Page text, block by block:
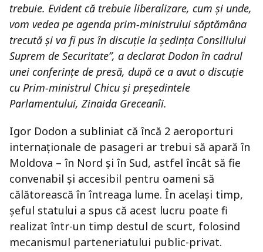
trebuie. Evident că trebuie liberalizare, cum și unde,
vom vedea pe agenda prim-ministrului săptămâna
trecută și va fi pus în discuție la ședința Consiliului
Suprem de Securitate”, a declarat Dodon în cadrul
unei conferințe de presă, după ce a avut o discuție
cu Prim-ministrul Chicu și președintele
Parlamentului, Zinaida Greceanîi.
Igor Dodon a subliniat că încă 2 aeroporturi
internaționale de pasageri ar trebui să apară în
Moldova – în Nord și în Sud, astfel încât să fie
convenabil și accesibil pentru oameni să
călătorească în întreaga lume. În același timp,
șeful statului a spus că acest lucru poate fi
realizat într-un timp destul de scurt, folosind
mecanismul parteneriatului public-privat.